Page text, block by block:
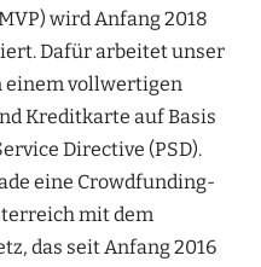
wird Anfang 2018
Dafür arbeitet unser
einem vollwertigen
Kreditkarte auf Basis
Directive (PSD).
eine Crowdfunding-
mit dem
das seit Anfang 2016